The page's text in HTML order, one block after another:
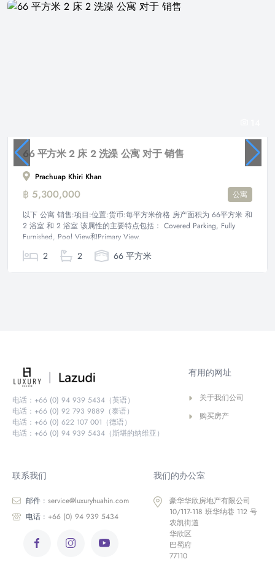
66 平方米 2 床 2 洗澡 公寓 对于 销售
Prachuap Khiri Khan
฿ 5,300,000
公寓
以下 公寓 销售:项目:位置:货币:每平方米价格 房产面积为 66平方米 和
2 浴室 和 2 浴室 该属性的主要特点包括： Covered Parking, Fully
Furnished, Pool View和Primary View.
2 2 66 平方米
电话：+66 (0) 94 939 5434（英语）
电话：+66 (0) 92 793 9889（泰语）
电话：+66 (0) 622 107 001（德语）
电话：+66 (0) 94 939 5434（斯堪的纳维亚）
有用的网址
关于我们公司
购买房产
联系我们
邮件 : service@luxuryhuahin.com
电话 : +66 (0) 94 939 5434
我们的办公室
豪华华欣房地产有限公司
10/117-118 班华纳巷 112 号
农凯街道
华欣区
巴蜀府
77110